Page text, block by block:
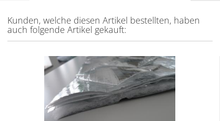
Kunden, welche diesen Artikel bestellten, haben
auch folgende Artikel gekauft: